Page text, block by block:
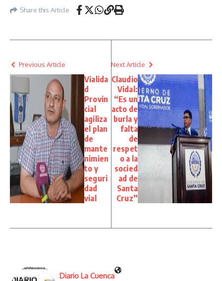
Share this Article
Previous Article
Vialida
d
Provin
cial
agiliza
el plan
de
mante
nimien
to y
seguri
dad
vial
Next Article
Claudio
Vidal:
“Es un
acto de
burla y
falta
de
respet
o a la
socied
ad de
Santa
Cruz”
Diario La Cuenca